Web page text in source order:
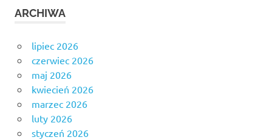
ARCHIWA
lipiec 2026
czerwiec 2026
maj 2026
kwiecień 2026
marzec 2026
luty 2026
styczeń 2026